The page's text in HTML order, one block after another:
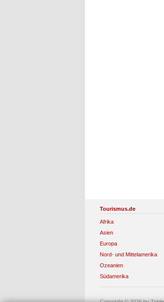
Tourismus.de
Afrika
Asien
Europa
Nord- und Mittelamerika
Ozeanien
Südamerika